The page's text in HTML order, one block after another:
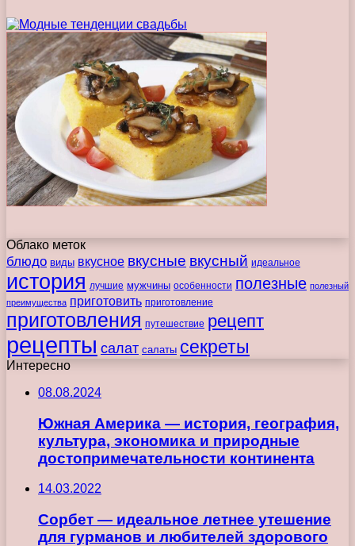
Облако меток
блюдо виды вкусное вкусные вкусный идеальное
история лучшие мужчины особенности полезные полезный
преимущества приготовить приготовление
приготовления путешествие рецепт
рецепты салат салаты секреты
Интересно
08.08.2024
Южная Америка — история, география,
культура, экономика и природные
достопримечательности континента
14.03.2022
Сорбет — идеальное летнее утешение
для гурманов и любителей здорового